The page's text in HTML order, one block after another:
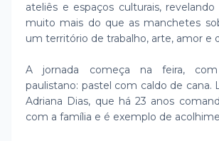
ateliês e espaços culturais,
muito mais do que as manchetes
um território de trabalho, arte, amor e
A jornada começa na feira,
paulistano: pastel com caldo de cana.
Adriana Dias, que há 23 anos
com a família e é exemplo de